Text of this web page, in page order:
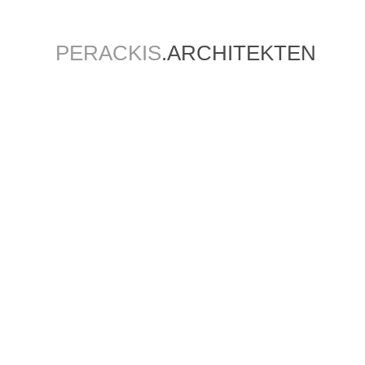
PERACKIS.ARCHITEKTEN